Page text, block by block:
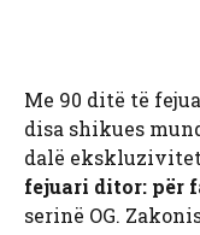
Me 90 ditë të
disa shikues
dalë
fejuari ditor: për
serinë OG.